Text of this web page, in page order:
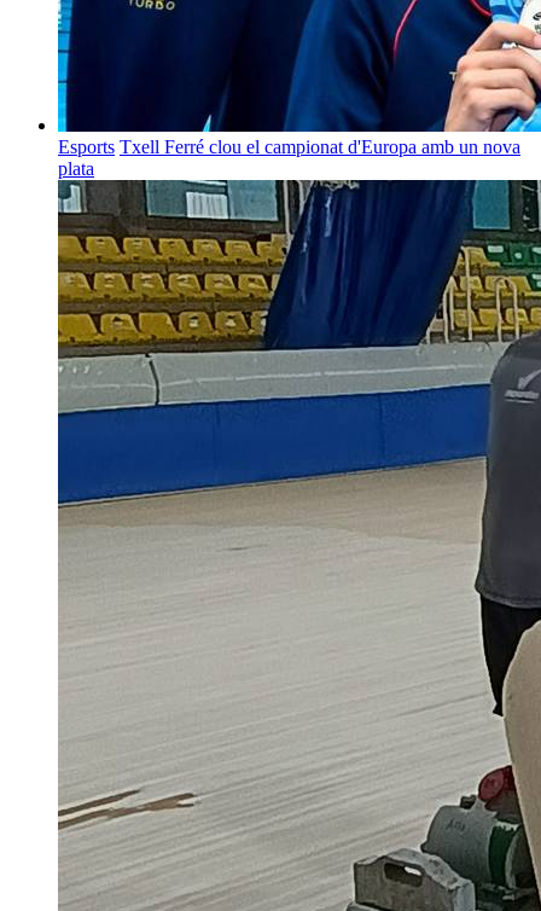
Esports Txell Ferré clou el campionat d'Europa amb un nova
plata